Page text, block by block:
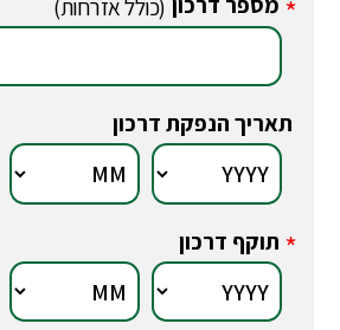
* (כולל אזרחות)
תאריך הנפקת דרכון
* תוקף דרכון